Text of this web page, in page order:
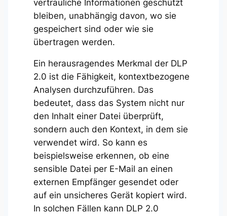
vertrauliche Informationen geschützt
bleiben, unabhängig davon, wo sie
gespeichert sind oder wie sie
übertragen werden.
Ein herausragendes Merkmal der DLP
2.0 ist die Fähigkeit, kontextbezogene
Analysen durchzuführen. Das
bedeutet, dass das System nicht nur
den Inhalt einer Datei überprüft,
sondern auch den Kontext, in dem sie
verwendet wird. So kann es
beispielsweise erkennen, ob eine
sensible Datei per E-Mail an einen
externen Empfänger gesendet oder
auf ein unsicheres Gerät kopiert wird.
In solchen Fällen kann DLP 2.0